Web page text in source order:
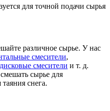
для точной подачи сырья
различное сырье. У нас
смесители,
дисковые смесители и т. д.
сырье для
таяния снега.